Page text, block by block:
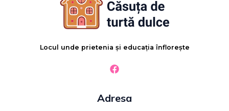
Locul unde prietenia și educația înflorește
Adresa